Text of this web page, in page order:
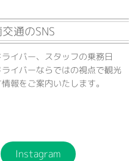
交通のSNS
イバー、スタッフの乗務日
イバーならではの視点で観光
報をご案内いたします。
Instagram